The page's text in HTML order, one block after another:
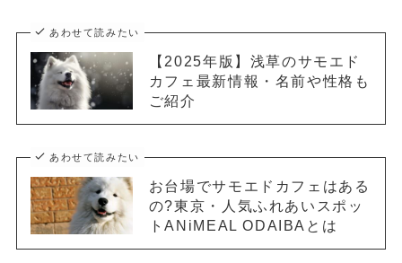
あわせて読みたい
【2025年版】浅草のサモエド
カフェ最新情報・名前や性格も
ご紹介
あわせて読みたい
お台場でサモエドカフェはある
の?東京・人気ふれあいスポッ
トANiMEAL ODAIBAとは